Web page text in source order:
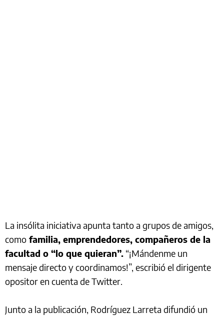
La insólita iniciativa apunta tanto a grupos de amigos,
como familia, emprendedores, compañeros de la
facultad o “lo que quieran”. “¡Mándenme un
mensaje directo y coordinamos!”, escribió el dirigente
opositor en cuenta de Twitter.
Junto a la publicación, Rodríguez Larreta difundió un